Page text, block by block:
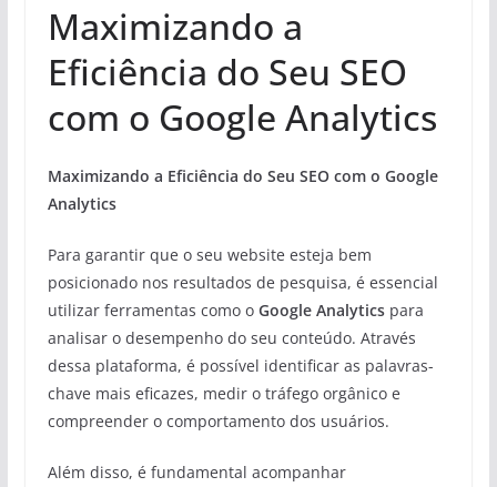
Maximizando a
Eficiência do Seu SEO
com o Google Analytics
Maximizando a Eficiência do Seu SEO com o Google
Analytics
Para garantir que o seu website esteja bem
posicionado nos resultados de pesquisa, é essencial
utilizar ferramentas como o Google Analyticspara
analisar o desempenho do seu conteúdo. Através
dessa plataforma, é possível identificar as palavras-
chave mais eficazes, medir o tráfego orgânico e
compreender o comportamento dos usuários.
Além disso, é fundamental acompanhar